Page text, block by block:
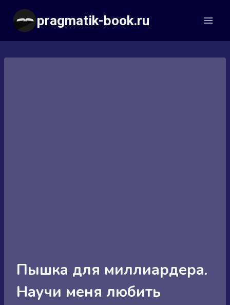
Перейти
содержимому
pragmatik-book.ru
Пышка для миллиардера.
Научи меня любить